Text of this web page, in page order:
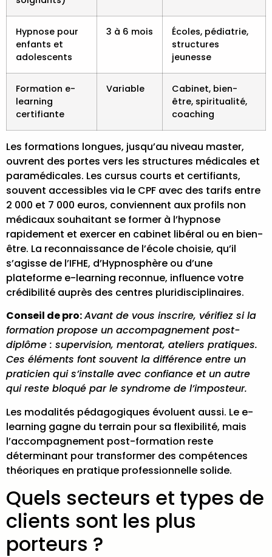
Hypnose pour
enfants et
adolescents
3 à 6 mois
Écoles, pédiatrie,
structures
jeunesse
Formation e-
learning
certifiante
Variable
Cabinet, bien-
être, spiritualité,
coaching
Les formations longues, jusqu’au niveau master,
ouvrent des portes vers les structures médicales et
paramédicales. Les cursus courts et certifiants,
souvent accessibles via le CPF avec des tarifs entre
2 000 et 7 000 euros, conviennent aux profils non
médicaux souhaitant se former à l’hypnose
rapidement et exercer en cabinet libéral ou en bien-
être. La reconnaissance de l’école choisie, qu’il
s’agisse de l’IFHE, d’Hypnosphère ou d’une
plateforme e-learning reconnue, influence votre
crédibilité auprès des centres pluridisciplinaires.
Conseil de pro:Avant de vous inscrire, vérifiez si la
formation propose un accompagnement post-
diplôme : supervision, mentorat, ateliers pratiques.
Ces éléments font souvent la différence entre un
praticien qui s’installe avec confiance et un autre
qui reste bloqué par le syndrome de l’imposteur.
Les modalités pédagogiques évoluent aussi. Le e-
learning gagne du terrain pour sa flexibilité, mais
l’accompagnement post-formation reste
déterminant pour transformer des compétences
théoriques en pratique professionnelle solide.
Quels secteurs et types de
clients sont les plus
porteurs ?